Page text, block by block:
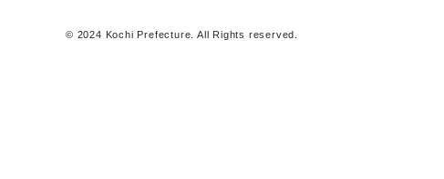
© 2024 Kochi Prefecture. All Rights reserved.